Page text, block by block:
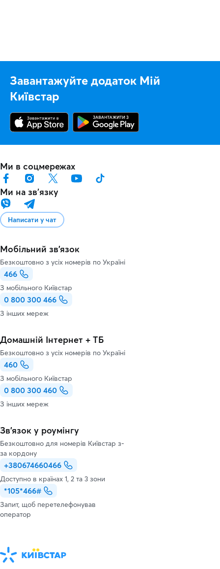
Завантажуйте додаток Мій
Київстар
Ми в соцмережах
Ми на звʼязку
Написати у чат
Мобільний зв'язок
Безкоштовно з усіх номерів по Україні
466
З мобільного Київстар
0 800 300 466
З інших мереж
Домашній Інтернет + ТБ
Безкоштовно з усіх номерів по Україні
460
З мобільного Київстар
0 800 300 460
З інших мереж
Зв’язок у роумінгу
Безкоштовно для номерів Київстар з-
за кордону
+380674660466
Доступно в країнах 1, 2 та 3 зони
*105*466#
Запит, щоб перетелефонував
оператор